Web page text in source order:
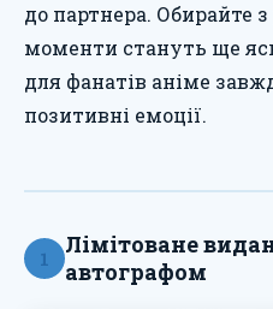
до партнера. Обирайте
моменти стануть ще
для фанатів аніме
позитивні емоції.
1
Лімітоване
автографом